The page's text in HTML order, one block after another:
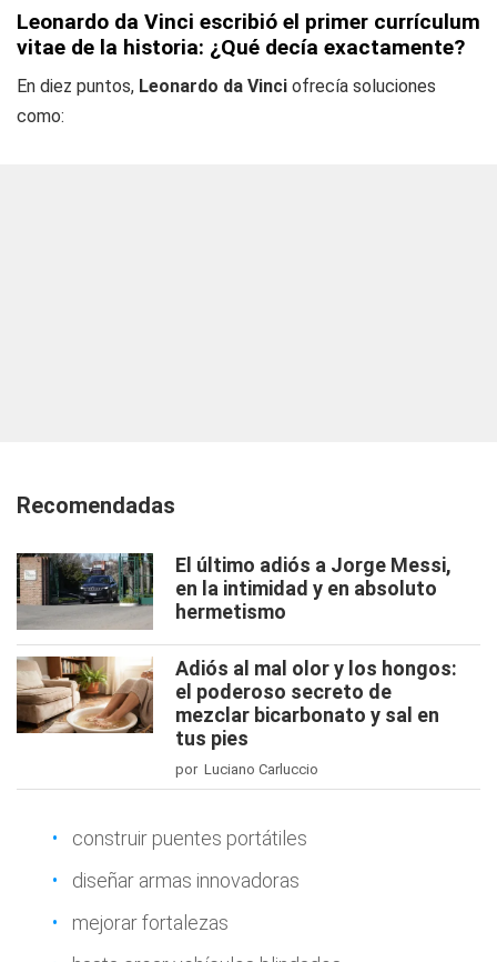
Leonardo da Vinci escribió el primer currículum
vitae de la historia: ¿Qué decía exactamente?
En diez puntos, Leonardo da Vinci ofrecía soluciones
como:
Recomendadas
El último adiós a Jorge Messi,
en la intimidad y en absoluto
hermetismo
Adiós al mal olor y los hongos:
el poderoso secreto de
mezclar bicarbonato y sal en
tus pies
por Luciano Carluccio
construir puentes portátiles
diseñar armas innovadoras
mejorar fortalezas